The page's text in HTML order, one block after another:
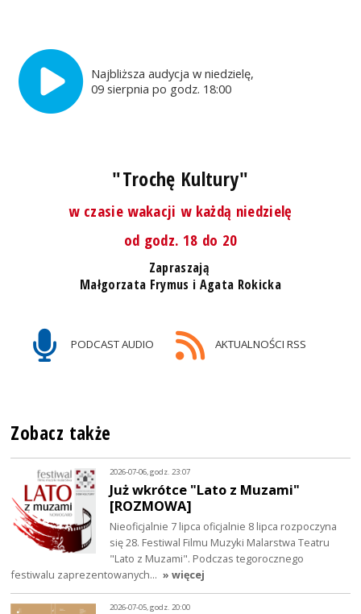
Najbliższa audycja w niedzielę,
09 sierpnia po godz. 18:00
"Trochę Kultury"
w czasie wakacji w każdą niedzielę
od godz. 18 do 20
Zapraszają
Małgorzata Frymus i Agata Rokicka
PODCAST AUDIO AKTUALNOŚCI RSS
Zobacz także
2026-07-06, godz. 23:07
Już wkrótce "Lato z Muzami"
[ROZMOWA]
Nieoficjalnie 7 lipca oficjalnie 8 lipca rozpoczyna
się 28. Festiwal Filmu Muzyki Malarstwa Teatru
"Lato z Muzami". Podczas tegorocznego
festiwalu zaprezentowanych… » więcej
2026-07-05, godz. 20:00